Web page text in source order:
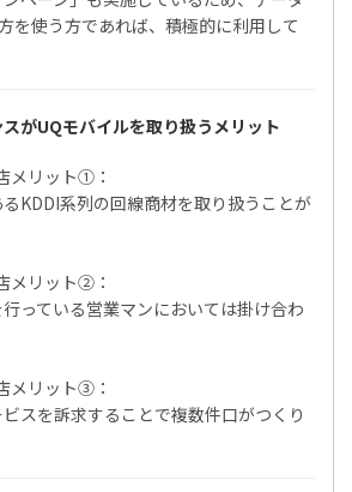
を使う方であれば、積極的に利用して
がUQモバイルを取り扱うメリット
メリット①：
KDDI系列の回線商材を取り扱うことが
メリット②：
っている営業マンにおいては掛け合わ
メリット③：
スを訴求することで複数件口がつくり